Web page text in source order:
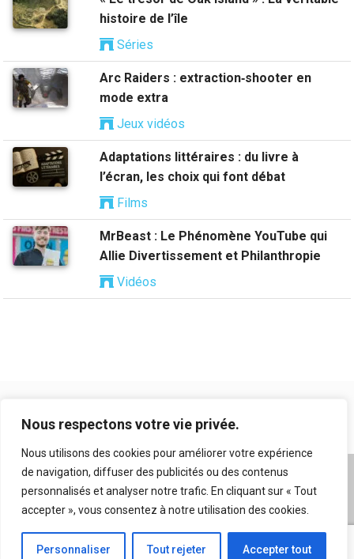
Nous respectons votre vie privée.
Nous utilisons des cookies pour améliorer votre expérience
de navigation, diffuser des publicités ou des contenus
personnalisés et analyser notre trafic. En cliquant sur « Tout
accepter », vous consentez à notre utilisation des cookies.
Personnaliser Tout rejeter Accepter tout
histoire de l’île
Séries
Arc Raiders : extraction‑shooter en
mode extra
Jeux vidéos
Adaptations littéraires : du livre à
l’écran, les choix qui font débat
Films
MrBeast : Le Phénomène YouTube qui
Allie Divertissement et Philanthropie
Vidéos
A propos|Mentions légales|Conditions générales
d’utilisation|Flux RSS| Nos auteurs|Archives|
Suggestion de contenu